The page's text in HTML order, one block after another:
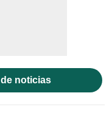
noticias